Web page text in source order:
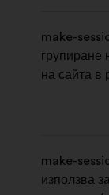
make-
групиране
на сайта в
make-
използва